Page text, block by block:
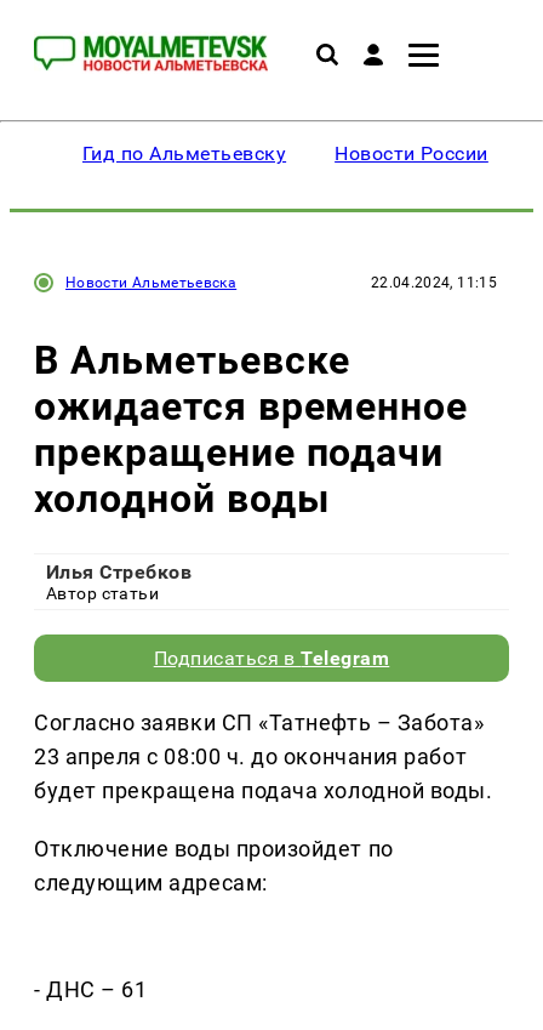
Гид по Альметьевску Новости России
Новости Альметьевска 22.04.2024, 11:15
В Альметьевске
ожидается временное
прекращение подачи
холодной воды
Илья Стребков
Автор статьи
Подписаться вTelegram
Согласно заявки СП «Татнефть – Забота»
23 апреля с 08:00 ч. до окончания работ
будет прекращена подача холодной воды.
Отключение воды произойдет по
следующим адресам:
- ДНС – 61